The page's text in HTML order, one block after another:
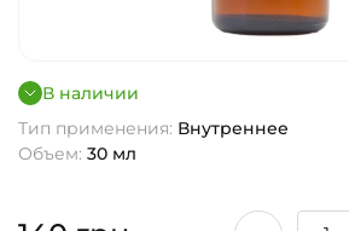
В наличии
Тип применения: Внутреннее
Объем: 30 мл